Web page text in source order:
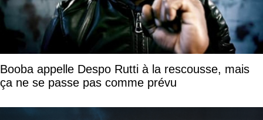
Booba appelle Despo Rutti à la rescousse, mais
ça ne se passe pas comme prévu